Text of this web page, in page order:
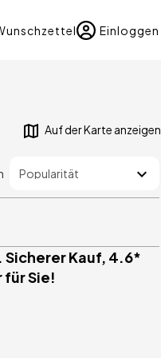
Einloggen
Auf der Karte anzeigen
Sicherer Kauf, 4.6*
Sie!